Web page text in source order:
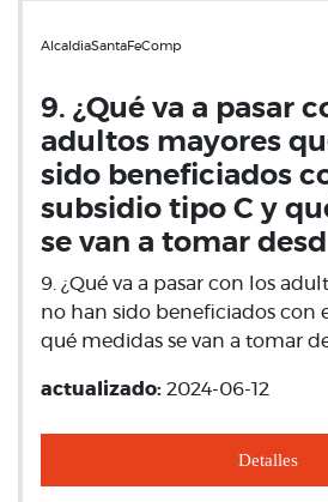
AlcaldiaSantaFeComp
9. ¿Qué va a pasar
adultos mayores
sido beneficiados
subsidio tipo C y
se van a tomar desd
9. ¿Qué va a pasar con los
no han sido beneficiados con
qué medidas se van a tomar
actualizado: 2024-06-12
Detalles